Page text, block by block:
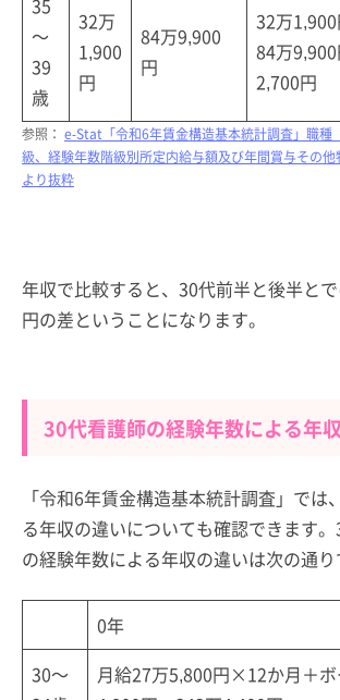
～
39
歳
32万
1,900
円
84万9,900
円
32万
84万
2,700円
参照： e-Stat「令和6年賃金構造基本統計調査」職種
級、経験年数階級別所定内給与額及び年間賞与その他
より抜粋
年収で比較すると、30代前半と後半と
円の差ということになります。
30代看護師の経験年数による年
「令和6年賃金構造基本統計調査」では
る年収の違いについても確認できます
の経験年数による年収の違いは次の通り
0年
30～
月給27万5,800円×12か月＋